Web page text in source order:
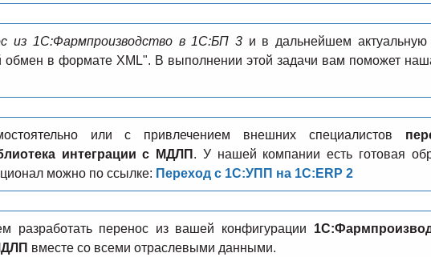
из 1С:Фармпроизводство в 1C:БП 3 и в дальнейшем
обмен в формате XML". В выполнении этой задачи вам поможет
или с привлечением внешних специалистов
интеграции с МДЛП . У нашей компании есть готовая
можно по ссылке: Переход с 1С:УПП на 1С:ERP 2
разработать перенос из вашей конфигурации
вместе со всеми отраслевыми данными.